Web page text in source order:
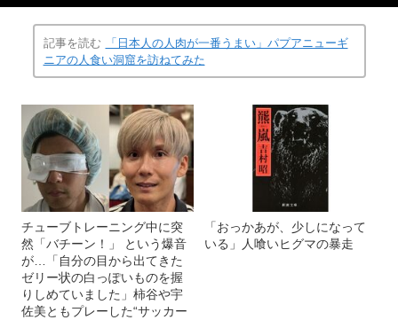
記事を読む
「日本人の人肉が一番うまい」パプアニューギ
ニアの人食い洞窟を訪ねてみた
チューブトレーニング中に突
然「バチーン！」 という爆音
が…「自分の目から出てきた
ゼリー状の白っぽいものを握
りしめていました」柿谷や宇
佐美ともプレーした“サッカー
「おっかあが、少しになって
いる」人喰いヒグマの暴走